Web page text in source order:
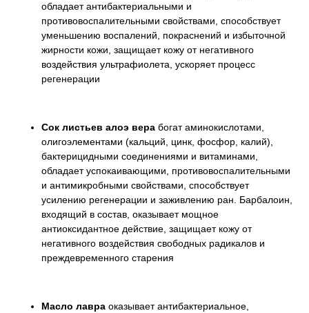
обладает антибактериальными и
противовоспалительными свойствами, способствует
уменьшению воспалений, покраснений и избыточной
жирности кожи, защищает кожу от негативного
воздействия ультрафиолета, ускоряет процесс
регенерации
Сок листьев алоэ вера богат аминокислотами,
олигоэлементами (кальций, цинк, фосфор, калий),
бактерицидными соединениями и витаминами,
обладает успокаивающими, противовоспалительными
и антимикробными свойствами, способствует
усилению регенерации и заживлению ран. Барбалоин,
входящий в состав, оказывает мощное
антиоксидантное действие, защищает кожу от
негативного воздействия свободных радикалов и
преждевременного старения
Масло лавра оказывает антибактериальное,